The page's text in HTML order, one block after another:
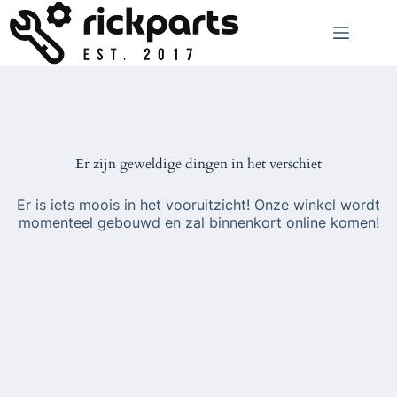
naar
de
inhoud
Er zijn geweldige dingen in het verschiet
Er is iets moois in het vooruitzicht! Onze winkel wordt
momenteel gebouwd en zal binnenkort online komen!